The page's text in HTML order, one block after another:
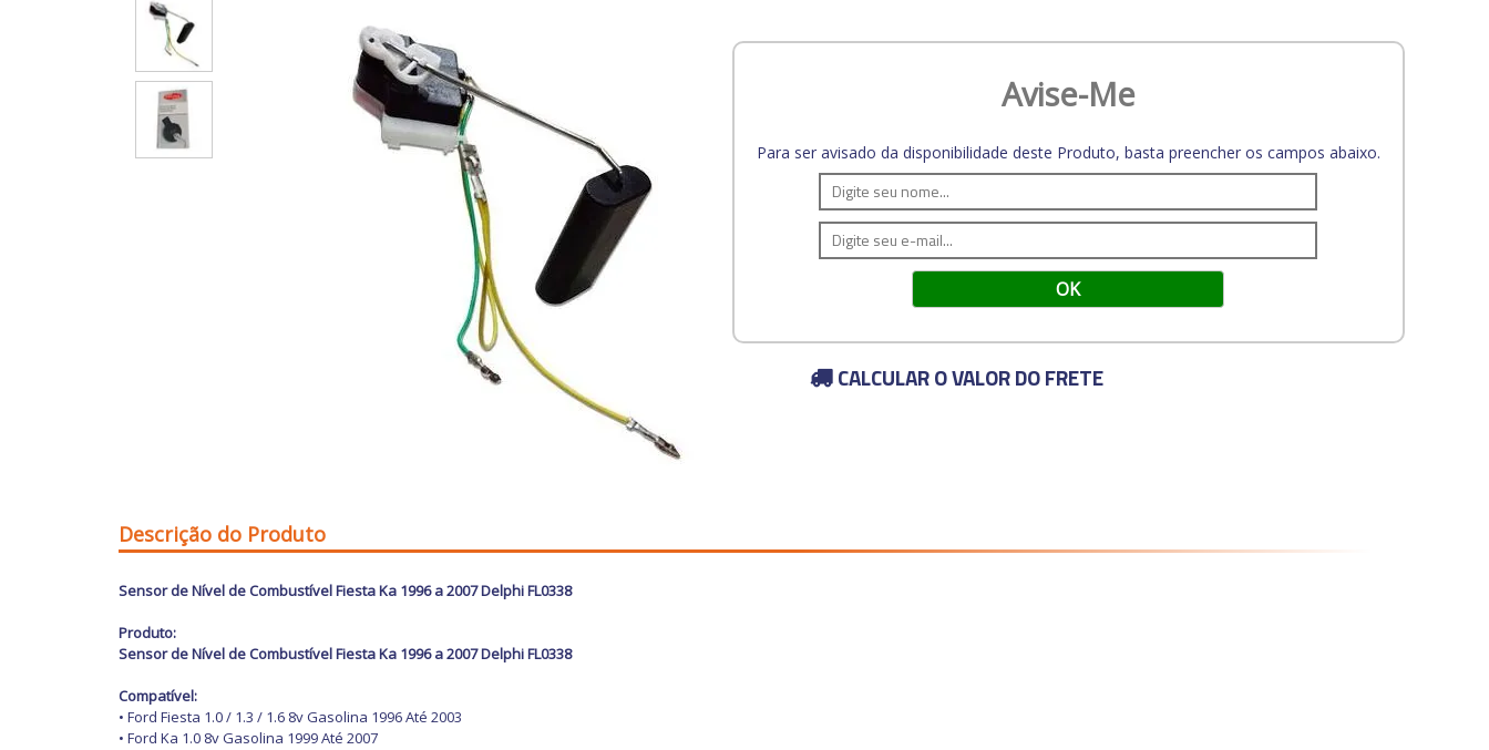
Avise-Me
Para ser avisado da disponibilidade deste Produto, basta preencher os campos abaixo.
CALCULAR O VALOR DO FRETE
Descrição do Produto
Sensor de Nível de Combustível Fiesta Ka 1996 a 2007 Delphi FL0338
Produto:
Sensor de Nível de Combustível Fiesta Ka 1996 a 2007 Delphi FL0338
Compatível:
• Ford Fiesta 1.0 / 1.3 / 1.6 8v Gasolina 1996 Até 2003
• Ford Ka 1.0 8v Gasolina 1999 Até 2007